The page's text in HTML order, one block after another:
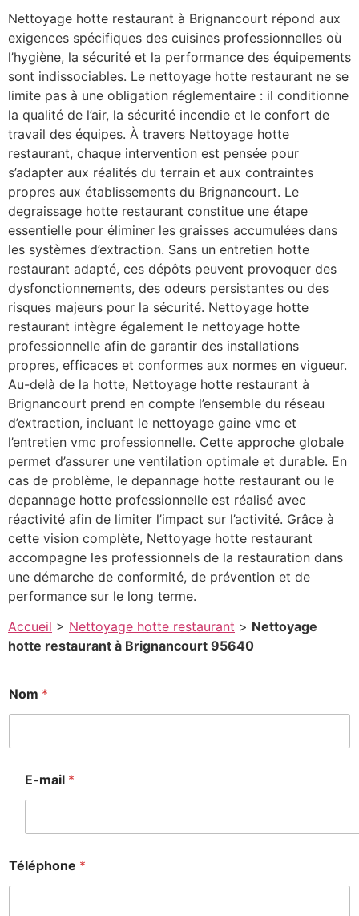
Nettoyage hotte restaurant à Brignancourt répond aux
exigences spécifiques des cuisines professionnelles où
l’hygiène, la sécurité et la performance des équipements
sont indissociables. Le nettoyage hotte restaurant ne se
limite pas à une obligation réglementaire : il conditionne
la qualité de l’air, la sécurité incendie et le confort de
travail des équipes. À travers Nettoyage hotte
restaurant, chaque intervention est pensée pour
s’adapter aux réalités du terrain et aux contraintes
propres aux établissements du Brignancourt. Le
degraissage hotte restaurant constitue une étape
essentielle pour éliminer les graisses accumulées dans
les systèmes d’extraction. Sans un entretien hotte
restaurant adapté, ces dépôts peuvent provoquer des
dysfonctionnements, des odeurs persistantes ou des
risques majeurs pour la sécurité. Nettoyage hotte
restaurant intègre également le nettoyage hotte
professionnelle afin de garantir des installations
propres, efficaces et conformes aux normes en vigueur.
Au-delà de la hotte, Nettoyage hotte restaurant à
Brignancourt prend en compte l’ensemble du réseau
d’extraction, incluant le nettoyage gaine vmc et
l’entretien vmc professionnelle. Cette approche globale
permet d’assurer une ventilation optimale et durable. En
cas de problème, le depannage hotte restaurant ou le
depannage hotte professionnelle est réalisé avec
réactivité afin de limiter l’impact sur l’activité. Grâce à
cette vision complète, Nettoyage hotte restaurant
accompagne les professionnels de la restauration dans
une démarche de conformité, de prévention et de
performance sur le long terme.
Accueil > Nettoyage hotte restaurant > Nettoyage
hotte restaurant à Brignancourt 95640
o
m
C
Nom *
E-mail *
Téléphone *